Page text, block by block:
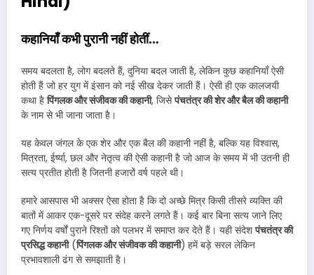
कहानियाँ कभी पुरानी नहीं होतीं…
समय बदलता है, लोग बदलते हैं, दुनिया बदल जाती है, लेकिन कुछ कहानियाँ ऐसी
होती हैं जो हर युग में इंसान को नई सीख देकर जाती हैं। ऐसी ही एक कालजयी
कथा हैपिंगलक और संजीवक की कहानी, जिसेपंचतंत्र की शेर और बैल की कहानी
के नाम से भी जाना जाता है।
यह केवल जंगल के एक शेर और एक बैल की कहानी नहीं है, बल्कि यह विश्वास,
मित्रता, ईर्ष्या, छल और नेतृत्व की ऐसी कहानी है जो आज के समय में भी उतनी ही
सत्य प्रतीत होती है जितनी हजारों वर्ष पहले थी।
हमारे आसपास भी अक्सर ऐसा होता है कि दो अच्छे मित्र किसी तीसरे व्यक्ति की
बातों में आकर एक-दूसरे पर संदेह करने लगते हैं। कई बार बिना सत्य जाने लिए
गए निर्णय वर्षों पुराने रिश्तों को पलभर में समाप्त कर देते हैं। यही संदेशपंचतंत्र की
प्रसिद्ध कहानी(पिंगलक और संजीवक की कहानी) हमें बड़े सरल लेकिन
प्रभावशाली ढंग से समझाती है।